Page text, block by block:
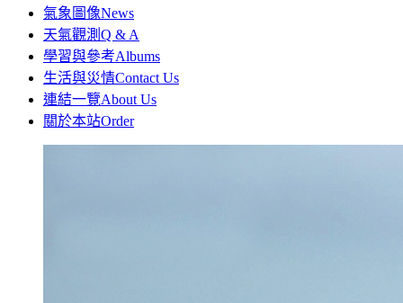
氣象圖像News
天氣觀測 Q & A
學習與參考Albums
生活與災情Contact Us
連結一覽About Us
關於本站Order